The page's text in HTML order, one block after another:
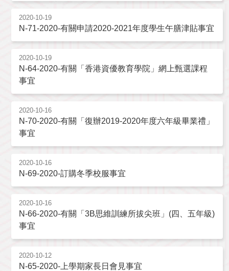
2020-10-19
N-71-2020-有關申請2020-2021年度學生午膳津貼事宜
2020-10-19
N-64-2020-有關「香港資優教育學院」網上甄選課程
事宜
2020-10-16
N-70-2020-有關「復辦2019-2020年度六年級畢業禮」
事宜
2020-10-16
N-69-2020-訂購冬季校服事宜
2020-10-16
N-66-2020-有關「3B思維訓練所拔尖班」(四、五年級)
事宜
2020-10-12
N-65-2020-上學期家長日會見事宜